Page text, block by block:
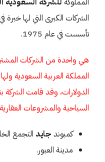
الشركات الكبرى التي لها خبرة
تأسست في عام 1975.
هي واحدة من الشركات
المملكة العربية السعودية
الدولارات، وقد قامت الشركة
السياحية والمشروعات
كمبوند جايد التجمع
مدينة العبور.